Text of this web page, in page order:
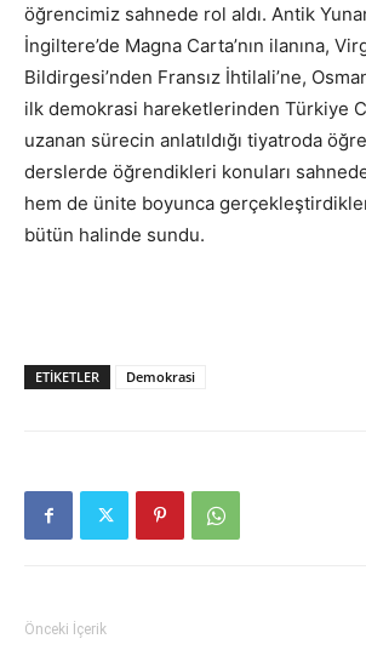
öğrencimiz sahnede rol aldı. Antik
İngiltere’de Magna Carta’nın ilanına,
Bildirgesi’nden Fransız İhtilali’ne,
ilk demokrasi hareketlerinden Türkiye
uzanan sürecin anlatıldığı tiyatroda
derslerde öğrendikleri konuları
hem de ünite boyunca
bütün halinde sundu.
ETIKETLER Demokrasi
Önceki İçerik